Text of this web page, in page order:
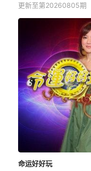
更新至第20260805期
命运好好玩